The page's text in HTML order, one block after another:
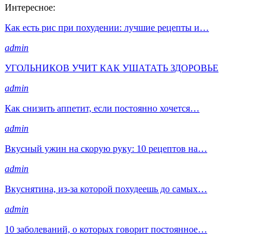
Интересное:
Как есть рис при похудении: лучшие рецепты и…
admin
УГОЛЬНИКОВ УЧИТ КАК УШАТАТЬ ЗДОРОВЬЕ
admin
Как снизить аппетит, если постоянно хочется…
admin
Вкусный ужин на скорую руку: 10 рецептов на…
admin
Вкуснятина, из-за которой похудеешь до самых…
admin
10 заболеваний, о которых говорит постоянное…